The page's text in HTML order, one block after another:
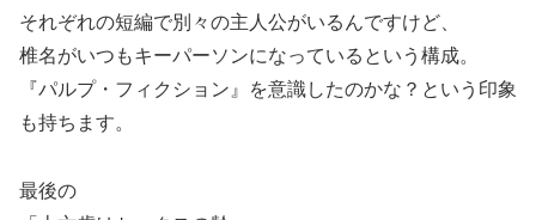
それぞれの短編で別々の主人公がいるんですけど、
椎名がいつもキーパーソンになっているという構成。
『パルプ・フィクション』を意識したのかな？という印象
も持ちます。
最後の